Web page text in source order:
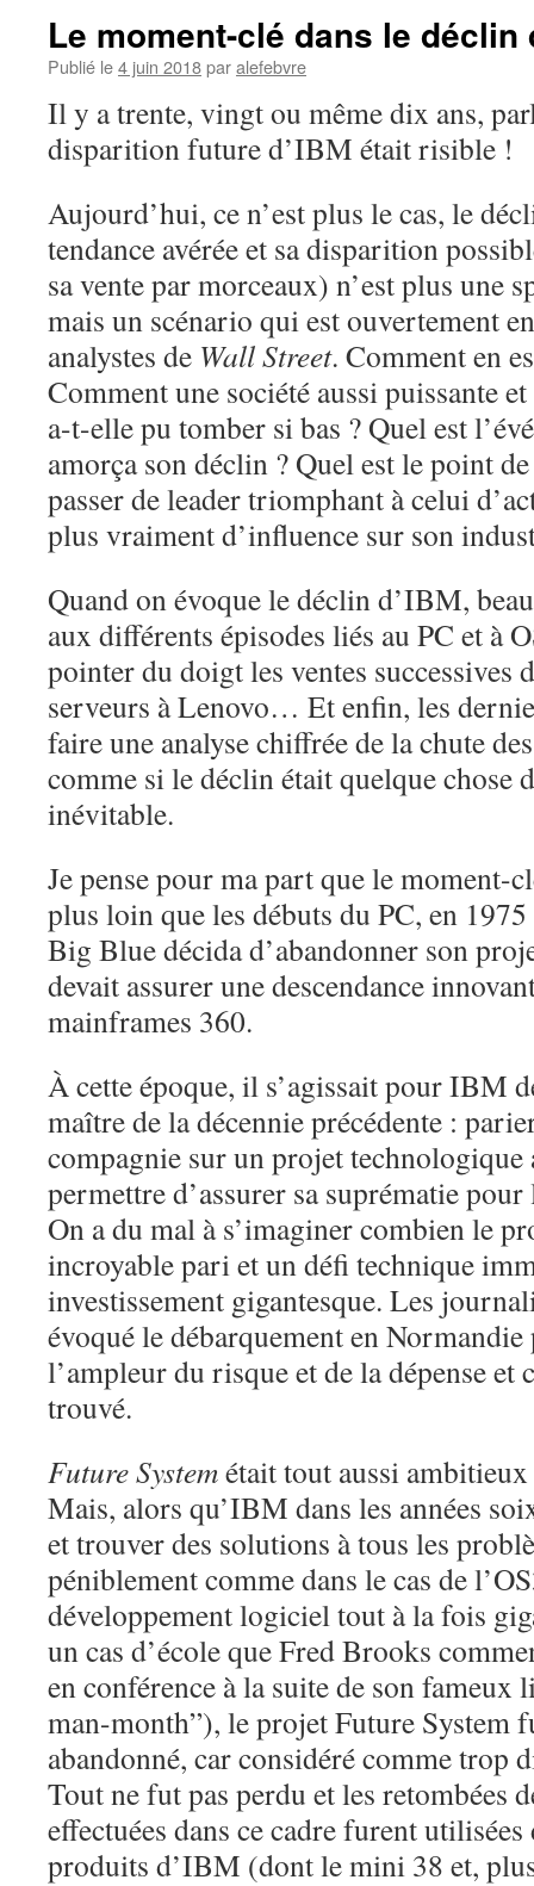
Le moment-clé dans le déclin
Publié le4 juin 2018paralefebvre
Il y a trente, vingt ou même dix ans,
disparition future d’IBM était risible !
Aujourd’hui, ce n’est plus le cas, le
tendance avérée et sa disparition
sa vente par morceaux) n’est plus une
mais un scénario qui est ouvertement
analystes de Wall Street. Comment en
Comment une société aussi puissante
a-t-elle pu tomber si bas ? Quel est
amorça son déclin ? Quel est le point
passer de leader triomphant à celui
plus vraiment d’influence sur son
Quand on évoque le déclin d’IBM,
aux différents épisodes liés au PC et à
pointer du doigt les ventes successives
serveurs à Lenovo… Et enfin, les
faire une analyse chiffrée de la chute
comme si le déclin était quelque chose
inévitable.
Je pense pour ma part que le moment-
plus loin que les débuts du PC, en
Big Blue décida d’abandonner son
devait assurer une descendance
mainframes 360.
À cette époque, il s’agissait pour IBM
maître de la décennie précédente :
compagnie sur un projet
permettre d’assurer sa suprématie pour
On a du mal à s’imaginer combien le
incroyable pari et un défi technique
investissement gigantesque. Les
évoqué le débarquement en
l’ampleur du risque et de la dépense et
trouvé.
Future Systemétait tout aussi
Mais, alors qu’IBM dans les années
et trouver des solutions à tous les
péniblement comme dans le cas de
développement logiciel tout à la fois
un cas d’école que Fred Brooks
en conférence à la suite de son
man-month”), le projet Future System
abandonné, car considéré comme trop
Tout ne fut pas perdu et les retombées
effectuées dans ce cadre furent
produits d’IBM (dont le mini 38 et,